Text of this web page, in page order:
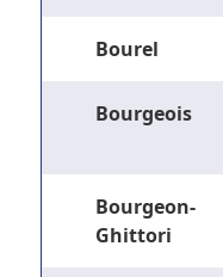
Bourel
Bourgeois
Bourgeon-
Ghittori